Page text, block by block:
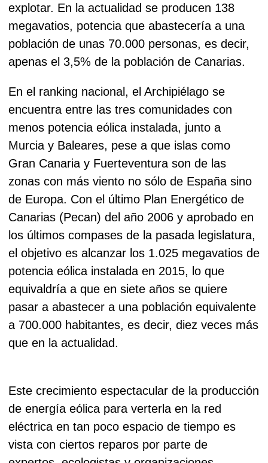
explotar. En la actualidad se producen 138
megavatios, potencia que abastecería a una
población de unas 70.000 personas, es decir,
apenas el 3,5% de la población de Canarias.
En el ranking nacional, el Archipiélago se
encuentra entre las tres comunidades con
menos potencia eólica instalada, junto a
Murcia y Baleares, pese a que islas como
Gran Canaria y Fuerteventura son de las
zonas con más viento no sólo de España sino
de Europa. Con el último Plan Energético de
Canarias (Pecan) del año 2006 y aprobado en
los últimos compases de la pasada legislatura,
el objetivo es alcanzar los 1.025 megavatios de
potencia eólica instalada en 2015, lo que
equivaldría a que en siete años se quiere
pasar a abastecer a una población equivalente
a 700.000 habitantes, es decir, diez veces más
que en la actualidad.
Este crecimiento espectacular de la producción
de energía eólica para verterla en la red
eléctrica en tan poco espacio de tiempo es
vista con ciertos reparos por parte de